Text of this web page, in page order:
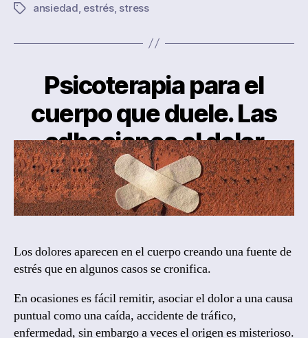
Tagsansiedad, estrés, stress
Psicoterapia para el
cuerpo que duele. Las
adhesiones al dolor
Post
author
ByLaura Coogan, Psicoterapeuta
Post
date
November 16, 2018
Los dolores aparecen en el cuerpo creando una fuente de
estrés que en algunos casos se cronifica.
En ocasiones es fácil remitir, asociar el dolor a una causa
puntual como una caída, accidente de tráfico,
enfermedad, sin embargo a veces el origen es misterioso.